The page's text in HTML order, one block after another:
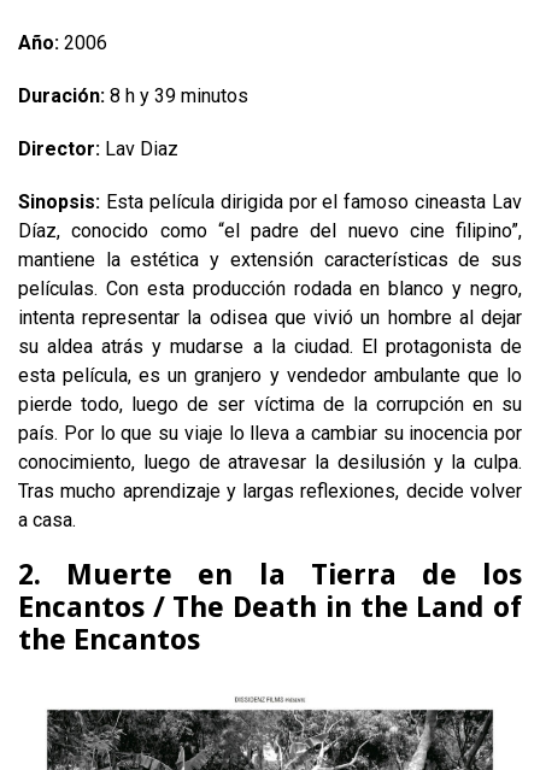
Año: 2006
Duración: 8 h y 39 minutos
Director: Lav Diaz
Sinopsis: Esta película dirigida por el famoso cineasta Lav
Díaz, conocido como “el padre del nuevo cine filipino”,
mantiene la estética y extensión características de sus
películas. Con esta producción rodada en blanco y negro,
intenta representar la odisea que vivió un hombre al dejar
su aldea atrás y mudarse a la ciudad. El protagonista de
esta película, es un granjero y vendedor ambulante que lo
pierde todo, luego de ser víctima de la corrupción en su
país. Por lo que su viaje lo lleva a cambiar su inocencia por
conocimiento, luego de atravesar la desilusión y la culpa.
Tras mucho aprendizaje y largas reflexiones, decide volver
a casa.
2. Muerte en la Tierra de los
Encantos / The Death in the Land of
the Encantos